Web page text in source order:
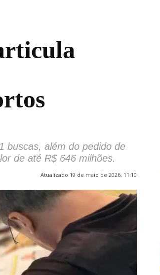
buscas, além do pedido de
de até R$ 646 milhões.
Atualizado 19 de maio de 2026, 11:10